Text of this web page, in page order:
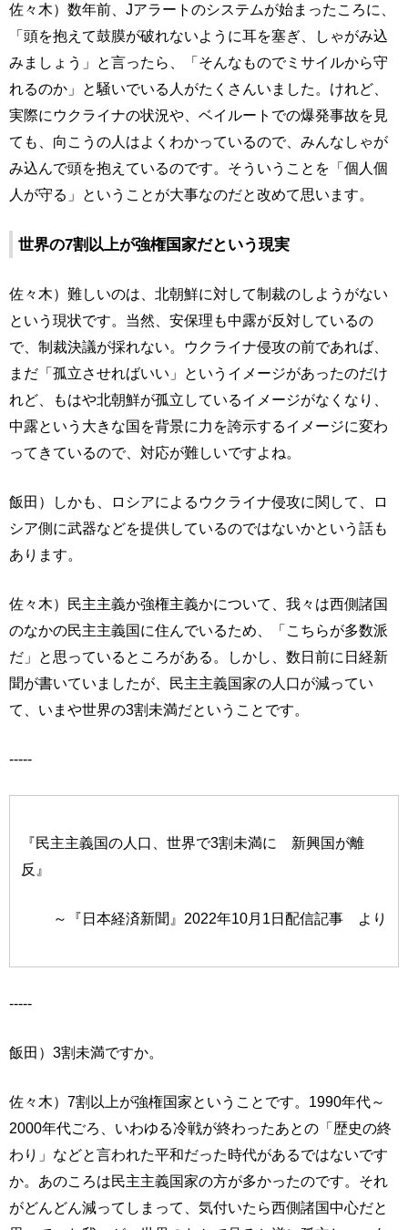
佐々木）数年前、Jアラートのシステムが始まったころに、
「頭を抱えて鼓膜が破れないように耳を塞ぎ、しゃがみ込
みましょう」と言ったら、「そんなものでミサイルから守
れるのか」と騒いでいる人がたくさんいました。けれど、
実際にウクライナの状況や、ベイルートでの爆発事故を見
ても、向こうの人はよくわかっているので、みんなしゃが
み込んで頭を抱えているのです。そういうことを「個人個
人が守る」ということが大事なのだと改めて思います。
世界の7割以上が強権国家だという現実
佐々木）難しいのは、北朝鮮に対して制裁のしようがない
という現状です。当然、安保理も中露が反対しているの
で、制裁決議が採れない。ウクライナ侵攻の前であれば、
まだ「孤立させればいい」というイメージがあったのだけ
れど、もはや北朝鮮が孤立しているイメージがなくなり、
中露という大きな国を背景に力を誇示するイメージに変わ
ってきているので、対応が難しいですよね。
飯田）しかも、ロシアによるウクライナ侵攻に関して、ロ
シア側に武器などを提供しているのではないかという話も
あります。
佐々木）民主主義か強権主義かについて、我々は西側諸国
のなかの民主主義国に住んでいるため、「こちらが多数派
だ」と思っているところがある。しかし、数日前に日経新
聞が書いていましたが、民主主義国家の人口が減ってい
て、いまや世界の3割未満だということです。
-----
『民主主義国の人口、世界で3割未満に 新興国が離
反』
～『日本経済新聞』2022年10月1日配信記事 より
-----
飯田）3割未満ですか。
佐々木）7割以上が強権国家ということです。1990年代～
2000年代ごろ、いわゆる冷戦が終わったあとの「歴史の終
わり」などと言われた平和だった時代があるではないです
か。あのころは民主主義国家の方が多かったのです。それ
がどんどん減ってしまって、気付いたら西側諸国中心だと